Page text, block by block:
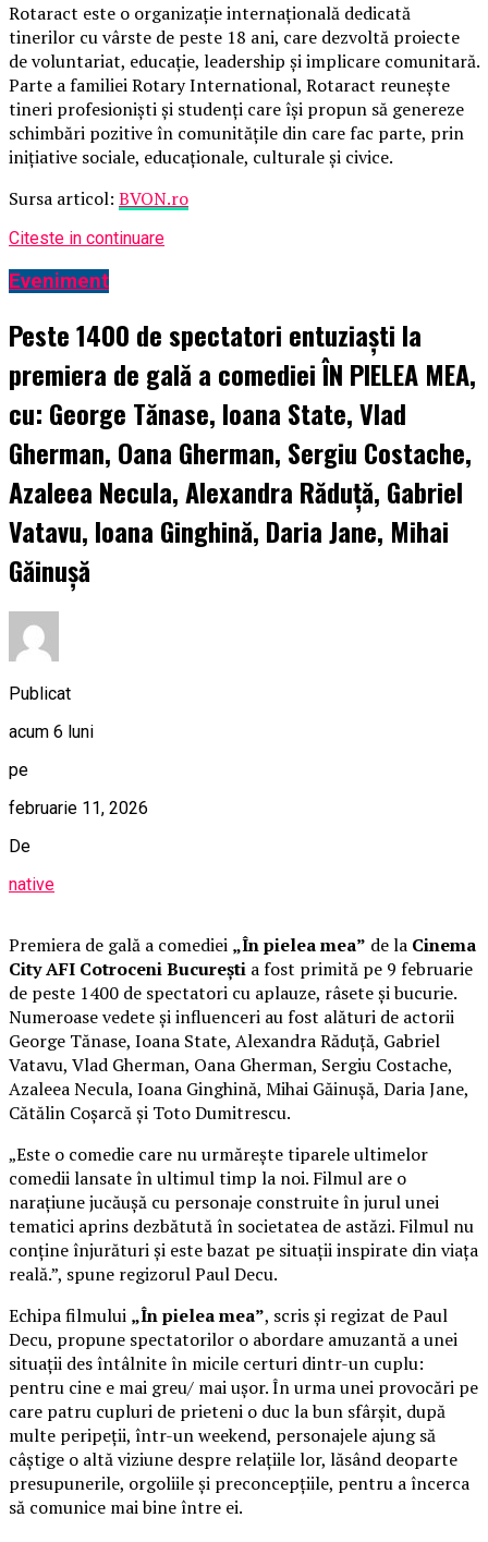
Rotaract este o organizație internațională dedicată
tinerilor cu vârste de peste 18 ani, care dezvoltă proiecte
de voluntariat, educație, leadership și implicare comunitară.
Parte a familiei Rotary International, Rotaract reunește
tineri profesioniști și studenți care își propun să genereze
schimbări pozitive în comunitățile din care fac parte, prin
inițiative sociale, educaționale, culturale și civice.
Sursa articol: BVON.ro
Citeste in continuare
Eveniment
Peste 1400 de spectatori entuziaști la
premiera de gală a comediei ÎN PIELEA MEA,
cu: George Tănase, Ioana State, Vlad
Gherman, Oana Gherman, Sergiu Costache,
Azaleea Necula, Alexandra Răduță, Gabriel
Vatavu, Ioana Ginghină, Daria Jane, Mihai
Găinușă
Publicat
acum 6 luni
pe
februarie 11, 2026
De
native
Premiera de gală a comediei „În pielea mea” de la Cinema
City AFI Cotroceni București a fost primită pe 9 februarie
de peste 1400 de spectatori cu aplauze, râsete și bucurie.
Numeroase vedete și influenceri au fost alături de actorii
George Tănase, Ioana State, Alexandra Răduță, Gabriel
Vatavu, Vlad Gherman, Oana Gherman, Sergiu Costache,
Azaleea Necula, Ioana Ginghină, Mihai Găinușă, Daria Jane,
Cătălin Coșarcă și Toto Dumitrescu.
„Este o comedie care nu urmărește tiparele ultimelor
comedii lansate în ultimul timp la noi. Filmul are o
narațiune jucăușă cu personaje construite în jurul unei
tematici aprins dezbătută în societatea de astăzi. Filmul nu
conține înjurături și este bazat pe situații inspirate din viața
reală.”, spune regizorul Paul Decu.
Echipa filmului „În pielea mea”, scris și regizat de Paul
Decu, propune spectatorilor o abordare amuzantă a unei
situații des întâlnite în micile certuri dintr-un cuplu:
pentru cine e mai greu/ mai ușor. În urma unei provocări pe
care patru cupluri de prieteni o duc la bun sfârșit, după
multe peripeții, într-un weekend, personajele ajung să
câștige o altă viziune despre relațiile lor, lăsând deoparte
presupunerile, orgoliile și preconcepțiile, pentru a încerca
să comunice mai bine între ei.